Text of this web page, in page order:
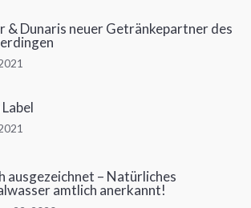
& Dunaris neuer Getränkepartner des
ausgezeichnet – Natürliches
amtlich anerkannt!